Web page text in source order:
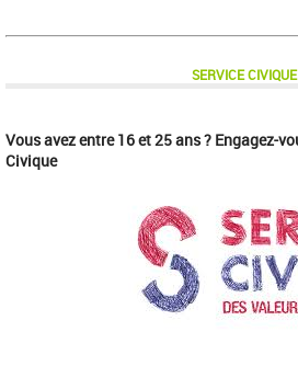
SERVICE CIVIQUE
Vous avez entre 16 et 25 ans ? Engagez-
Civique